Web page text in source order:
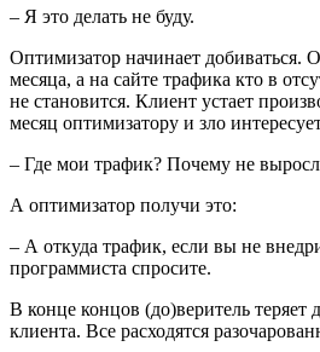
– Я это делать не буду.
Оптимизатор начинает добиваться.
месяца, а на сайте трафика кто в
не становится. Клиент устает
месяц оптимизатору и зло
– Где мои трафик? Почему не
А оптимизатор получи это:
– А откуда трафик, если вы не
программиста спросите.
В конце концов (до)веритель теряет
клиента. Все расходятся